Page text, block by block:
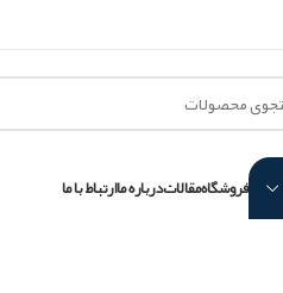
فروشگاهمقالاتدرباره ماارتباط با ما